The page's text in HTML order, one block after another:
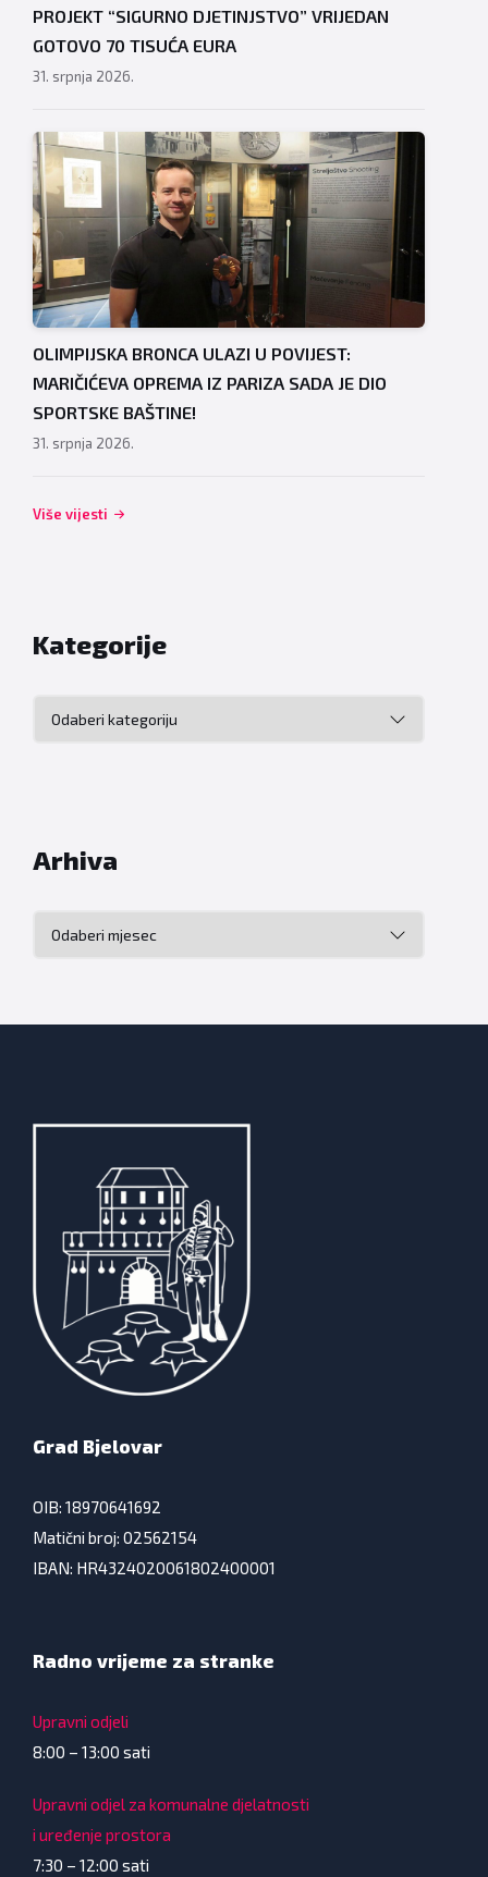
PROJEKT “SIGURNO DJETINJSTVO” VRIJEDAN
GOTOVO 70 TISUĆA EURA
31. srpnja 2026.
OLIMPIJSKA BRONCA ULAZI U POVIJEST:
MARIČIĆEVA OPREMA IZ PARIZA SADA JE DIO
SPORTSKE BAŠTINE!
31. srpnja 2026.
Više vijesti
Kategorije
Arhiva
Grad Bjelovar
OIB: 18970641692
Matični broj: 02562154
IBAN: HR4324020061802400001
Radno vrijeme za stranke
Upravni odjeli
8:00 – 13:00 sati
Upravni odjel za komunalne djelatnosti
i uređenje prostora
7:30 – 12:00 sati